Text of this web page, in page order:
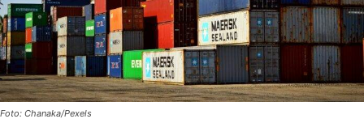
Foto: Chanaka/Pexels